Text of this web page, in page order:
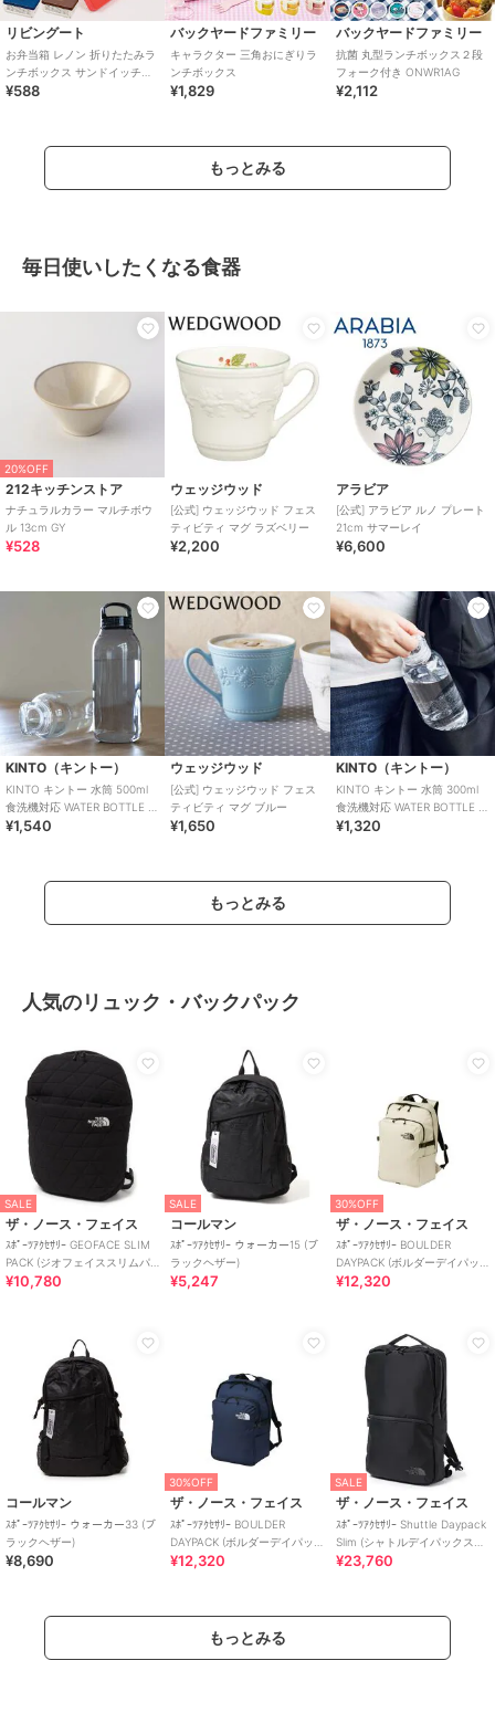
リビングート
お弁当箱 レノン 折りたたみラ
ンチボックス サンドイッチケ
ース
¥588
バックヤードファミリー
キャラクター 三角おにぎりラ
ンチボックス
¥1,829
バックヤードファミリー
抗菌 丸型ランチボックス２段
フォーク付き ONWR1AG
¥2,112
もっとみる
毎日使いしたくなる食器
20%OFF
212キッチンストア
ナチュラルカラー マルチボウ
ル 13cm GY
¥528
ウェッジウッド
[公式] ウェッジウッド フェス
ティビティ マグ ラズベリー
¥2,200
アラビア
[公式] アラビア ルノ プレート
21cm サマーレイ
¥6,600
KINTO（キントー）
KINTO キントー 水筒 500ml
食洗機対応 WATER BOTTLE ウ
ォーターボトル
¥1,540
ウェッジウッド
[公式] ウェッジウッド フェス
ティビティ マグ ブルー
¥1,650
KINTO（キントー）
KINTO キントー 水筒 300ml
食洗機対応 WATER BOTTLE ウ
ォーターボトル
¥1,320
もっとみる
人気のリュック・バックパック
SALE
ザ・ノース・フェイス
ｽﾎﾟｰﾂｱｸｾｻﾘｰ GEOFACE SLIM
PACK (ジオフェイススリムパ
ック)
¥10,780
SALE
コールマン
ｽﾎﾟｰﾂｱｸｾｻﾘｰ ウォーカー15 (ブ
ラックヘザー)
¥5,247
30%OFF
ザ・ノース・フェイス
ｽﾎﾟｰﾂｱｸｾｻﾘｰ BOULDER
DAYPACK (ボルダーデイパッ
ク)
¥12,320
コールマン
ｽﾎﾟｰﾂｱｸｾｻﾘｰ ウォーカー33 (ブ
ラックヘザー)
¥8,690
30%OFF
ザ・ノース・フェイス
ｽﾎﾟｰﾂｱｸｾｻﾘｰ BOULDER
DAYPACK (ボルダーデイパッ
ク)
¥12,320
SALE
ザ・ノース・フェイス
ｽﾎﾟｰﾂｱｸｾｻﾘｰ Shuttle Daypack
Slim (シャトルデイパックスリ
ム)
¥23,760
もっとみる